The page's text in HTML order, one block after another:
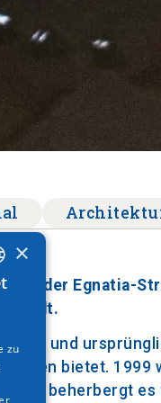
in der Egnatia-
Stadt.
und
bietet. 1999
beherbergt
×
zu